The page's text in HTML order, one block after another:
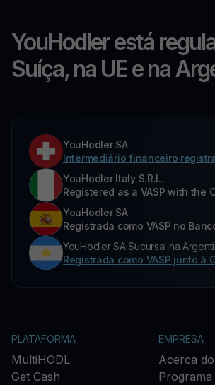
YouHodler está
Suíça, na UE e na
YouHodler SA
Intermediário financeiro
YouHodler Italy S.R.L.
Registered as a VASP with the
YouHodler SA
Registrada como VASP no
YouHodler SA Sucursal na
Registrada como VASP junto à
PLATAFORMA
MultiHODL
Get Cash
EMPRESA
Acerca
Programa